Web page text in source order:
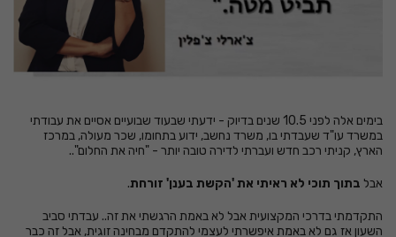
בימים אלה לפני 10.5 שנים בדיוק - ידעתי שבעוד שבועיים אסיים את עבודתי
במשרד עו"ד שעבדתי בו, משרד נחשב, ידוע בתחומו, שכר מעולה, במרכז
הארץ, קניתי רכב חדש ועברתי לדירה טובה יותר - "חיה את החלום"..
אבל בתוך תוכי לא ראיתי את 'הקשת בענן' זורחת.
התקדמתי בדרכי המקצועית אבל לא באמת הרגשתי את זה.. עבדתי סביב
השעון אז גם לא באמת איפשרתי לעצמי להתקדם מבחינה זוגית, אבל זה כבר